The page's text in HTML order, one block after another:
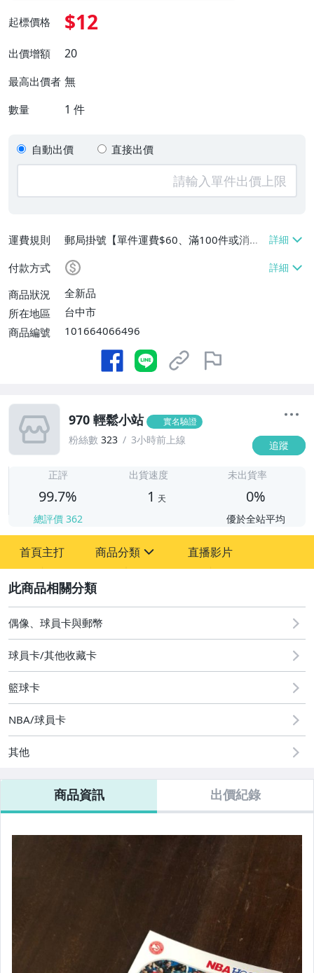
起標價格 $12
出價增額 20
最高出價者 無
數量 1 件
自動出價 直接出價
運費規則
郵局掛號【單件運費$60、滿100件或消費
滿$5000免運費】
付款方式
商品狀況
全新品
所在地區
台中市
商品編號
101664066496
970 輕鬆小站 實名驗證
粉絲數 323 3小時前上線 追蹤
正評
99.7%
總評價 362
出貨速度
1 天
未出貨率
0%
優於全站平均
首頁主打 商品分類
偶像、球員卡與郵幣
直播影片
偶像、球員卡與郵幣
球員卡/其他收藏卡
籃球卡
NBA/球員卡
其他
商品資訊 出價紀錄